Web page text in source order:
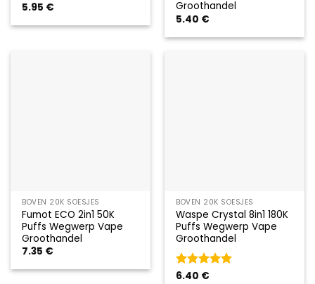
5.95 €
Groothandel
5.40 €
BOVEN 20K SOESJES
Fumot ECO 2in1 50K
Puffs Wegwerp Vape
Groothandel
7.35 €
BOVEN 20K SOESJES
Waspe Crystal 8in1 180K
Puffs Wegwerp Vape
Groothandel
Gewaardeerd
6.40 €